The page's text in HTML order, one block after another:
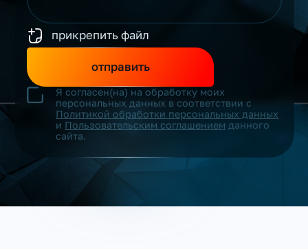
прикрепить файл
отправить
Я согласен(на) на обработку моих
персональных данных в соответствии с
Политикой обработки персональных данных
и Пользовательским соглашением данного
сайта.